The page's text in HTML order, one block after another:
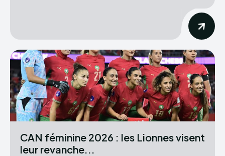
CAN féminine 2026 : les Lionnes visent
leur revanche...